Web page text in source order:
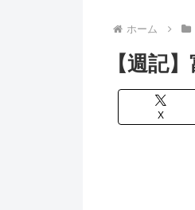
ホーム
【週記
X